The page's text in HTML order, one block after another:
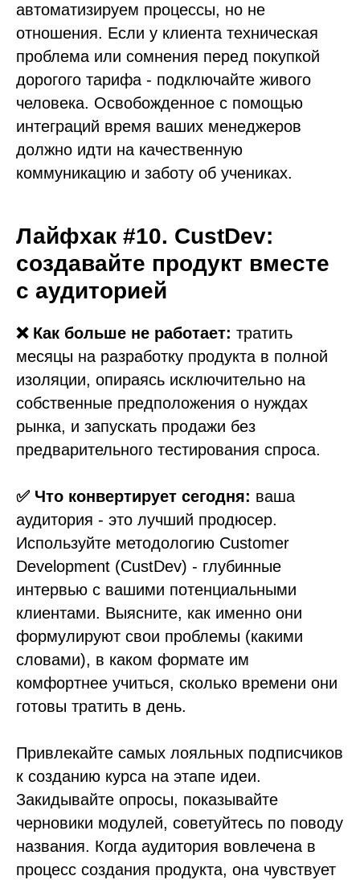
автоматизируем процессы, но не
отношения. Если у клиента техническая
проблема или сомнения перед покупкой
дорогого тарифа - подключайте живого
человека. Освобожденное с помощью
интеграций время ваших менеджеров
должно идти на качественную
коммуникацию и заботу об учениках.
Лайфхак #10. CustDev:
создавайте продукт вместе
с аудиторией
❌ Как больше не работает: тратить
месяцы на разработку продукта в полной
изоляции, опираясь исключительно на
собственные предположения о нуждах
рынка, и запускать продажи без
предварительного тестирования спроса.
✅ Что конвертирует сегодня: ваша
аудитория - это лучший продюсер.
Используйте методологию Customer
Development (CustDev) - глубинные
интервью с вашими потенциальными
клиентами. Выясните, как именно они
формулируют свои проблемы (какими
словами), в каком формате им
комфортнее учиться, сколько времени они
готовы тратить в день.
Привлекайте самых лояльных подписчиков
к созданию курса на этапе идеи.
Закидывайте опросы, показывайте
черновики модулей, советуйтесь по поводу
названия. Когда аудитория вовлечена в
процесс создания продукта, она чувствует